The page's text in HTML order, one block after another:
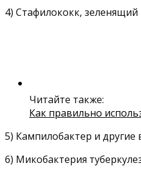
4) Стафилококк, зеленящий
Читайте также:
Как правильно
5) Кампилобактер и
6) Микобактерия